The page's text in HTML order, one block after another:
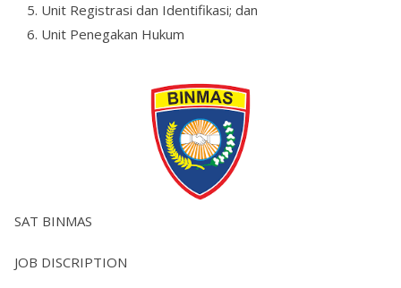
Unit Registrasi dan Identifikasi; dan
Unit Penegakan Hukum
SAT BINMAS
JOB DISCRIPTION